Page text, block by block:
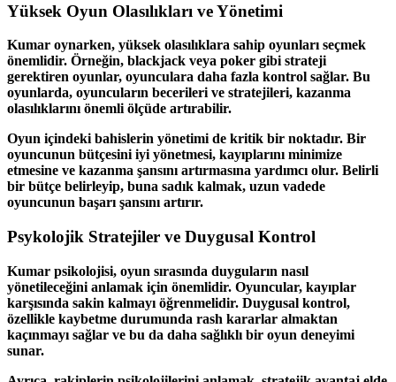
Yüksek Oyun Olasılıkları ve Yönetimi
Kumar oynarken, yüksek olasılıklara sahip oyunları seçmek
önemlidir. Örneğin, blackjack veya poker gibi strateji
gerektiren oyunlar, oyunculara daha fazla kontrol sağlar. Bu
oyunlarda, oyuncuların becerileri ve stratejileri, kazanma
olasılıklarını önemli ölçüde artırabilir.
Oyun içindeki bahislerin yönetimi de kritik bir noktadır. Bir
oyuncunun bütçesini iyi yönetmesi, kayıplarını minimize
etmesine ve kazanma şansını artırmasına yardımcı olur. Belirli
bir bütçe belirleyip, buna sadık kalmak, uzun vadede
oyuncunun başarı şansını artırır.
Psykolojik Stratejiler ve Duygusal Kontrol
Kumar psikolojisi, oyun sırasında duyguların nasıl
yönetileceğini anlamak için önemlidir. Oyuncular, kayıplar
karşısında sakin kalmayı öğrenmelidir. Duygusal kontrol,
özellikle kaybetme durumunda rash kararlar almaktan
kaçınmayı sağlar ve bu da daha sağlıklı bir oyun deneyimi
sunar.